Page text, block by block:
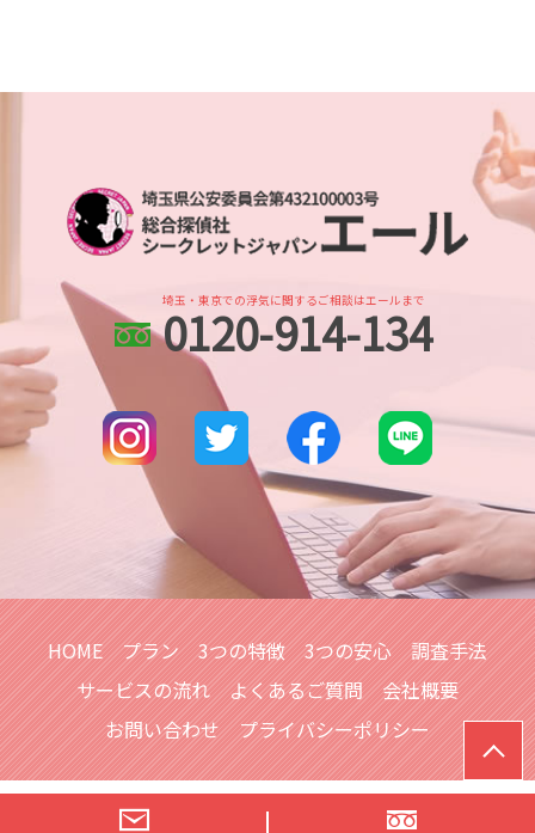
浮気 慰謝料 時効
浮気調査 探偵 費用相場
浮気調査 探偵 方法
浮気調査 探偵事務所
身辺調査 探偵
婚前調査 割合
婚前調査 どこまで
dv被害 対策
身辺調査 親の犯罪歴
人探し 悪用
人探し 情報
行方不明調査 探偵
人探し 見つからない
行方不明 人探し 調査
人探し 探偵
復縁工作 探偵
探偵 人探し どのくらい
各種工作 探偵
出会い工作 探偵
大宮公園 人探し
土呂 浮気不倫調査
川越 身辺調査
埼玉県 家出調査
埼玉県 企業調査
北与野 身辺調査
所沢市 浮気不倫調査
越谷市 スマホ調査
川越市 浮気不倫調査
埼玉県 浮気不倫調査
大宮公園 浮気不倫調査
埼玉県 信用調査
本川越的場 浮気不倫調査
埼玉県 DV被害 解決策
さいたま市 人探し
埼玉・東京での浮気に関するご相談はエールまで
0120-914-134
HOME プラン 3つの特徴 3つの安心
調査手法
サービスの流れ
よくあるご質問
会社概要
お問い合わせ
プライバシーポリシー
© 浮気調査は【総合探偵社シークレットジャパンエール】へ｜埼玉ほ